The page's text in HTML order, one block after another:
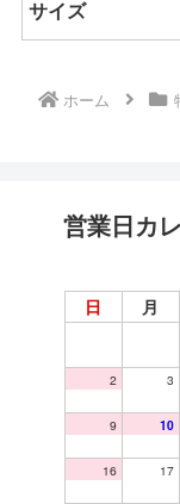
サイズ
ホーム
営業日カ
日 月
2 3
9 10
16 17